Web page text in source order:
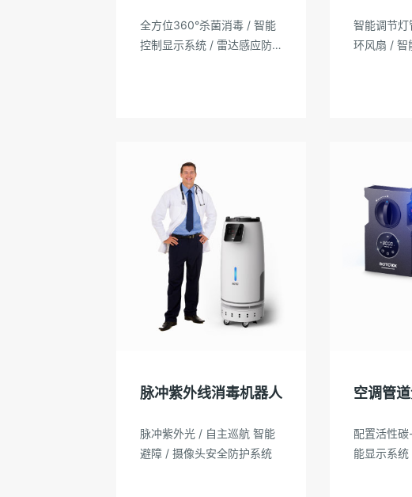
全方位360°杀菌消毒 / 智能
控制显示系统 / 雷达感应防
智能调节
环风扇 / 智
脉冲紫外线消毒机器人
脉冲紫外光 / 自主巡航 智能
避障 / 摄像头安全防护系统
空调管
配置活性
能显示系